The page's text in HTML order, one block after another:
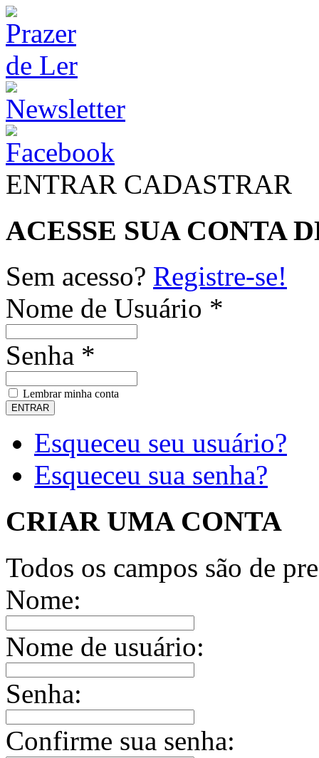
ENTRAR CADASTRAR
ACESSE SUA CONTA
Sem acesso? Registre-se!
Nome de Usuário *
Senha *
Lembrar minha conta
Esqueceu seu usuário?
Esqueceu sua senha?
CRIAR UMA CONTA
Todos os campos são de
Nome:
Nome de usuário:
Senha:
Confirme sua senha: